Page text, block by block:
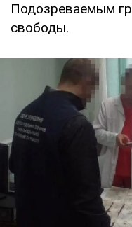
Подозреваемым
свободы.